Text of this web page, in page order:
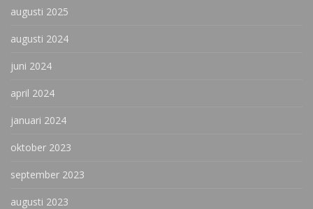
augusti 2025
augusti 2024
juni 2024
april 2024
januari 2024
oktober 2023
september 2023
augusti 2023